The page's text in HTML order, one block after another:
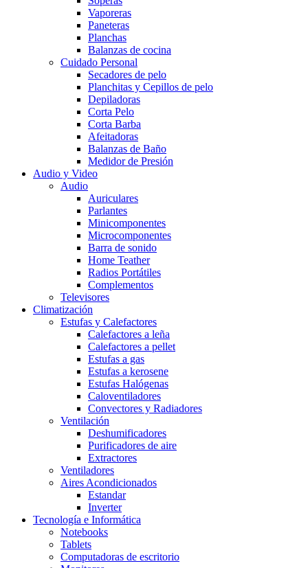
Vaporeras
Paneteras
Planchas
Balanzas de cocina
Cuidado Personal
Secadores de pelo
Planchitas y Cepillos de pelo
Depiladoras
Corta Pelo
Corta Barba
Afeitadoras
Balanzas de Baño
Medidor de Presión
Audio y Video
Audio
Auriculares
Parlantes
Minicomponentes
Microcomponentes
Barra de sonido
Home Teather
Radios Portátiles
Complementos
Televisores
Climatización
Estufas y Calefactores
Calefactores a leña
Calefactores a pellet
Estufas a gas
Estufas a kerosene
Estufas Halógenas
Caloventiladores
Convectores y Radiadores
Ventilación
Deshumificadores
Purificadores de aire
Extractores
Ventiladores
Aires Acondicionados
Estandar
Inverter
Tecnología e Informática
Notebooks
Tablets
Computadoras de escritorio